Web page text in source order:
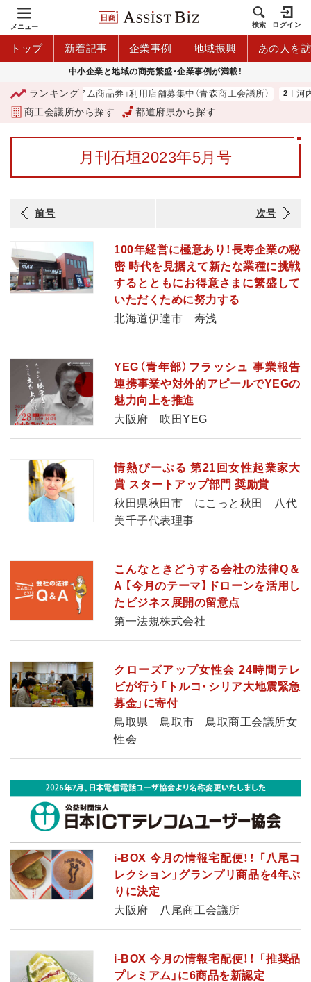
メニュー 検索 ログイン
トップ 新着記事 企業事例 地域振興 あの人を
中小企業と地域の商売繁盛・企業事例が満載！
ランキング
「青森市プレミアム商品券」利用店舗募集中（青森商工会議所） 河内
商工会議所から探す 都道府県から探す
月刊石垣2023年5月号
前号 次号
100年経営に極意あり！長寿企業の秘
密 時代を見据えて新たな業種に挑戦
するとともにお得意さまに繁盛して
いただくために努力する
北海道伊達市 寿浅
YEG（青年部）フラッシュ 事業報告
連携事業や対外的アピールでYEGの
魅力向上を推進
大阪府 吹田YEG
情熱ぴーぷる 第21回女性起業家大
賞 スタートアップ部門 奨励賞
秋田県秋田市 にこっと秋田 八代
美千子代表理事
こんなときどうする会社の法律Q＆
A 【今月のテーマ】ドローンを活用し
たビジネス展開の留意点
第一法規株式会社
クローズアップ女性会 24時間テレ
ビが行う「トルコ・シリア大地震緊急
募金」に寄付
鳥取県 鳥取市 鳥取商工会議所女
性会
i-BOX 今月の情報宅配便！！ 「八尾コ
レクション」グランプリ商品を4年ぶ
りに決定
大阪府 八尾商工会議所
i-BOX 今月の情報宅配便！！ 「推奨品
プレミアム」に6商品を新認定